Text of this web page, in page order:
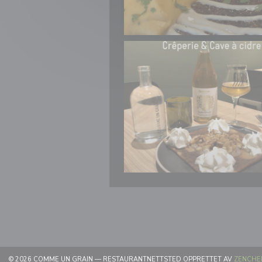
© 2026 COMME UN GRAIN — RESTAURANTNETTSTED OPPRETTET AV